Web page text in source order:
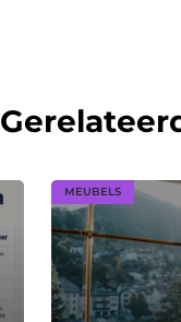
MEUBELS